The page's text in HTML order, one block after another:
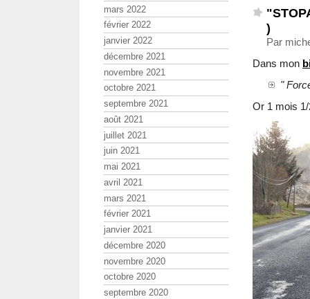
)
Par
Dans mon
"
Or 1 mois
mars 2022
février 2022
janvier 2022
décembre 2021
novembre 2021
octobre 2021
septembre 2021
août 2021
juillet 2021
juin 2021
mai 2021
avril 2021
mars 2021
février 2021
janvier 2021
décembre 2020
novembre 2020
octobre 2020
septembre 2020